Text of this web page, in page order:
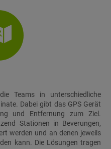
Teams in unterschiedliche
Dabei gibt das GPS Gerät
und Entfernung zum Ziel.
Stationen in Beverungen,
werden und an denen jeweils
kann. Die Lösungen tragen